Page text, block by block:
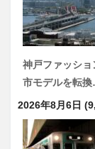
神戸ファッシ
市モデルを転
2026年8月6日